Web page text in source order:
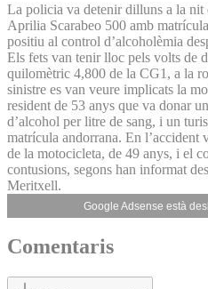
La policia va detenir dilluns a la nit
Aprilia Scarabeo 500 amb
positiu al control d’alcoholèmia
Els fets van tenir lloc pels volts de
quilomètric 4,800 de la CG1, a la
sinistre es van veure implicats la
resident de 53 anys que va donar
d’alcohol per litre de sang, i un
matrícula andorrana. En l’accident
de la motocicleta, de 49 anys, i el
contusions, segons han informat
Meritxell.
Google Adsense està
Comentaris